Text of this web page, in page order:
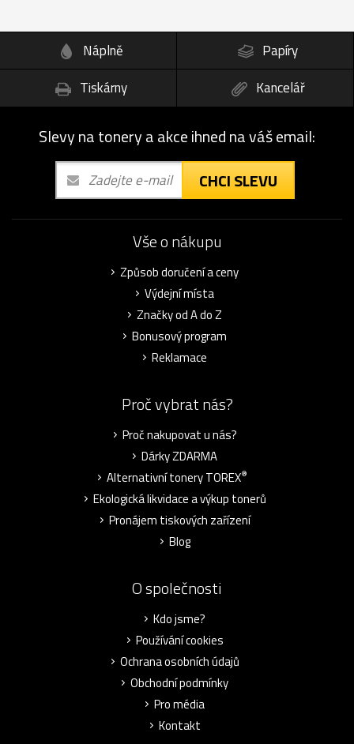
Náplně
Papíry
Tiskárny
Kancelář
Slevy na tonery a akce ihned na váš email:
CHCI SLEVU
Vše o nákupu
Způsob doručení a ceny
Výdejní místa
Značky od A do Z
Bonusový program
Reklamace
Proč vybrat nás?
Proč nakupovat u nás?
Dárky ZDARMA
Alternativní tonery TOREX®
Ekologická likvidace a výkup tonerů
Pronájem tiskových zařízení
Blog
O společnosti
Kdo jsme?
Používání cookies
Ochrana osobních údajů
Obchodní podmínky
Pro média
Kontakt